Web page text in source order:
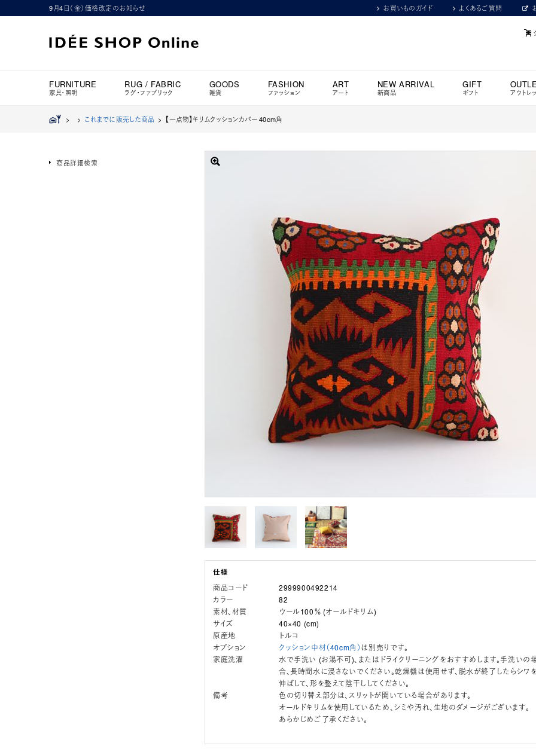
9月4日（金）価格改定のお知らせ お買いものガイド よくあるご質問
FURNITURE
家具・照明
RUG / FABRIC
ラグ・ファブリック
GOODS
雑貨
FASHION
ファッション
ART
アート
NEW ARRIVAL
新商品
GIFT
ギフト アウトレ
> > これまでに販売した商品 > 【一点物】キリムクッションカバー 40cm角
商品コード
2999900492214
カラー
82
素材、材質
ウール100％ (オールドキリム)
サイズ
40×40 (cm)
原産地
トルコ
オプション
クッション中材（40cm角）は別売りです。
家庭洗濯
水で手洗い (お湯不可)、またはドライクリーニングをおすすめします。手洗いの
合、長時間水に浸さないでください。乾燥機は使用せず、脱水が終了したらシワ
伸ばして、形を整えて陰干ししてください。
備考
色の切り替え部分は、スリットが開いている場合があります。
オールドキリムを使用しているため、シミや汚れ、生地のダメージがございます。
あらかじめご了承ください。
商品詳細検索